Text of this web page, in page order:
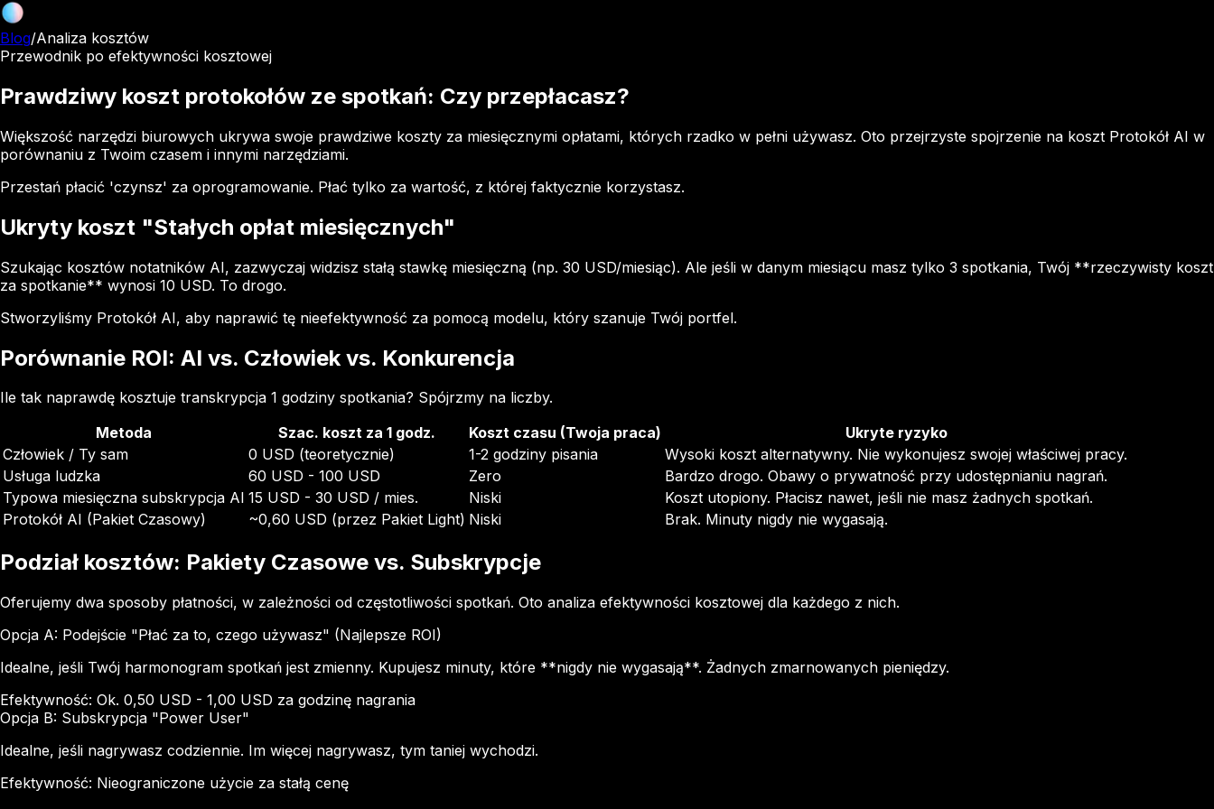
Blog/Analiza kosztów
Przewodnik po efektywności kosztowej
Prawdziwy koszt protokołów ze spotkań: Czy przepłacasz?
Większość narzędzi biurowych ukrywa swoje prawdziwe koszty za miesięcznymi opłatami, których rzadko w pełni używasz. Oto przejrzyste spojrzenie na koszt Protokół AI w
porównaniu z Twoim czasem i innymi narzędziami.
Przestań płacić 'czynsz' za oprogramowanie. Płać tylko za wartość, z której faktycznie korzystasz.
Ukryty koszt "Stałych opłat miesięcznych"
Szukając kosztów notatników AI, zazwyczaj widzisz stałą stawkę miesięczną (np. 30 USD/miesiąc). Ale jeśli w danym miesiącu masz tylko 3 spotkania, Twój **rzeczywisty koszt
za spotkanie** wynosi 10 USD. To drogo.
Stworzyliśmy Protokół AI, aby naprawić tę nieefektywność za pomocą modelu, który szanuje Twój portfel.
Porównanie ROI: AI vs. Człowiek vs. Konkurencja
Ile tak naprawdę kosztuje transkrypcja 1 godziny spotkania? Spójrzmy na liczby.
Metoda
Szac. koszt za 1 godz. Koszt czasu (Twoja praca)
Ukryte ryzyko
Człowiek / Ty sam
0 USD (teoretycznie) 1-2 godziny pisania
Wysoki koszt alternatywny. Nie wykonujesz swojej właściwej pracy.
Usługa ludzka
60 USD - 100 USD Zero
Bardzo drogo. Obawy o prywatność przy udostępnianiu nagrań.
Typowa miesięczna subskrypcja AI 15 USD - 30 USD / mies. Niski
Koszt utopiony. Płacisz nawet, jeśli nie masz żadnych spotkań.
Protokół AI (Pakiet Czasowy)
~0,60 USD (przez Pakiet Light) Niski Brak. Minuty nigdy nie wygasają.
Podział kosztów: Pakiety Czasowe vs. Subskrypcje
Oferujemy dwa sposoby płatności, w zależności od częstotliwości spotkań. Oto analiza efektywności kosztowej dla każdego z nich.
Opcja A: Podejście "Płać za to, czego używasz" (Najlepsze ROI)
Idealne, jeśli Twój harmonogram spotkań jest zmienny. Kupujesz minuty, które **nigdy nie wygasają**. Żadnych zmarnowanych pieniędzy.
Efektywność: Ok. 0,50 USD - 1,00 USD za godzinę nagrania
Opcja B: Subskrypcja "Power User"
Idealne, jeśli nagrywasz codziennie. Im więcej nagrywasz, tym taniej wychodzi.
Efektywność: Nieograniczone użycie za stałą cenę